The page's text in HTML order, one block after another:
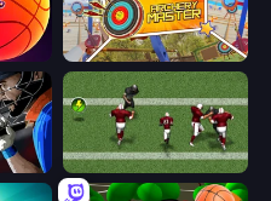
Archery Master
Return Man 2